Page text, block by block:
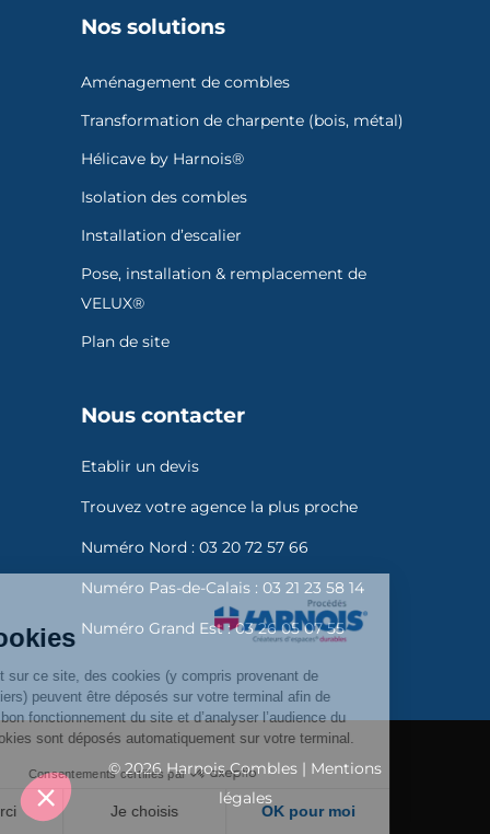
des Cookies
En naviguant sur ce site, des cookies (y compris provenant de
partenaires tiers) peuvent être déposés sur votre terminal afin de
permettre le bon fonctionnement du site et d’analyser l’audience du
site. Ces cookies sont déposés automatiquement sur votre terminal.
Consentements certifiés par
Non merci Je choisis
Nos solutions
Aménagement de combles
Transformation de charpente (bois, métal)
Hélicave by Harnois®
Isolation des combles
Installation d’escalier
Pose, installation & remplacement de
VELUX®
Plan de site
Nous contacter
Etablir un devis
Trouvez votre agence la plus proche
Numéro Nord : 03 20 72 57 66
Numéro Pas-de-Calais : 03 21 23 58 14
Numéro Grand Est :03 26 05 07 55
© 2026 Harnois Combles | Mentions
légales